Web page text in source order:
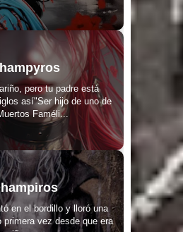
pero tu padre está
así"Ser hijo de uno de
Faméli...
en el bordillo y lloró una
primera vez desde que era